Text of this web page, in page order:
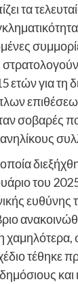
τα
για τη
σοβαρές
του
ευθύνης
χαμηλότερα,
τέθηκε
και